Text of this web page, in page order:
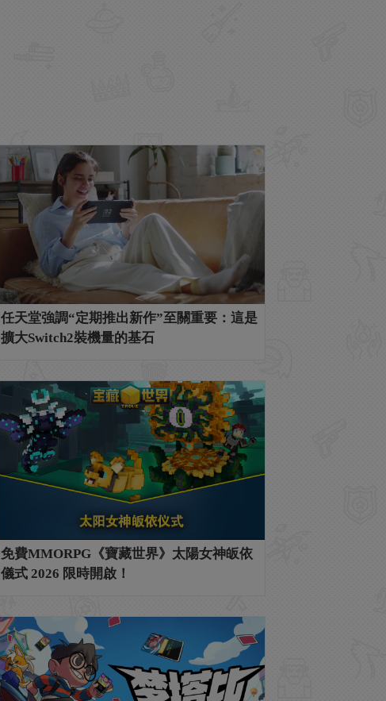
任天堂強調“定期推出新作”至關重要：這是
擴大Switch2裝機量的基石
免費MMORPG《寶藏世界》太陽女神皈依
儀式 2026 限時開啟！